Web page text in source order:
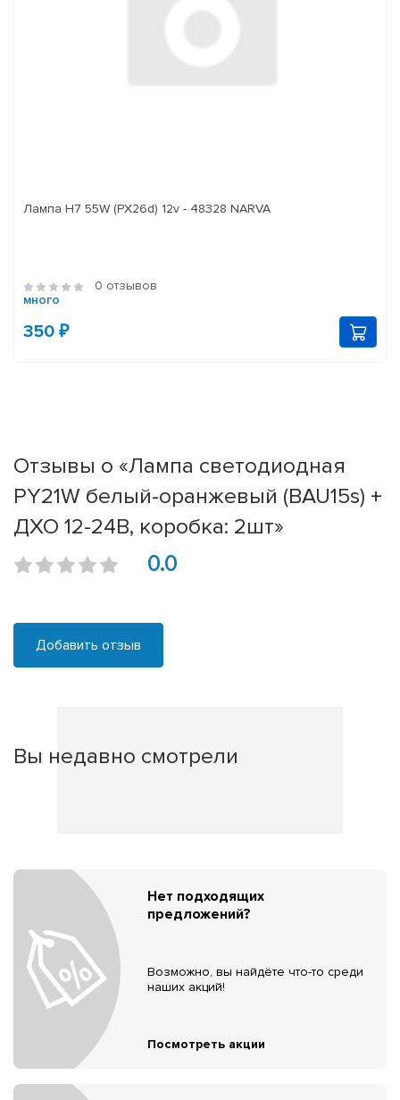
Лампа H7 55W (PX26d) 12v - 48328 NARVA
0 отзывов
много
350 ₽
Отзывы о «Лампа светодиодная
PY21W белый-оранжевый (BAU15s) +
ДХО 12-24В, коробка: 2шт»
0.0
Добавить отзыв
Вы недавно смотрели
Нет подходящих
предложений?
Возможно, вы найдёте что-то среди
наших акций!
Посмотреть акции